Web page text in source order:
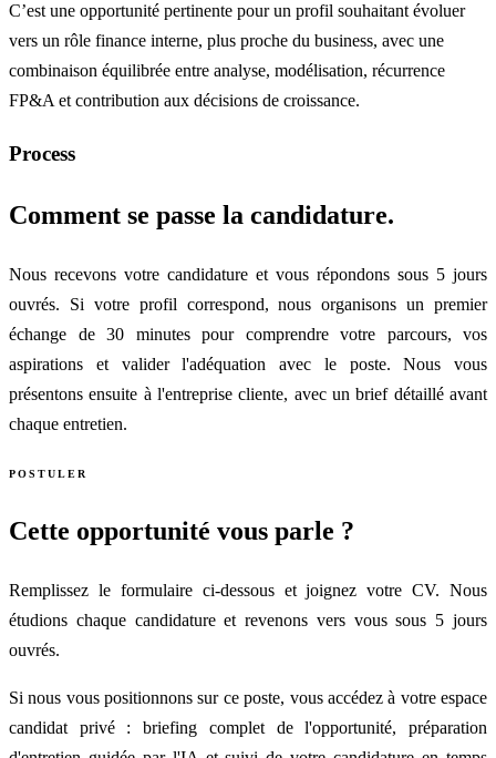
C’est une opportunité pertinente pour un profil souhaitant évoluer
vers un rôle finance interne, plus proche du business, avec une
combinaison équilibrée entre analyse, modélisation, récurrence
FP&A et contribution aux décisions de croissance.
Process
Comment se passe la candidature.
Nous recevons votre candidature et vous répondons sous 5 jours
ouvrés. Si votre profil correspond, nous organisons un premier
échange de 30 minutes pour comprendre votre parcours, vos
aspirations et valider l'adéquation avec le poste. Nous vous
présentons ensuite à l'entreprise cliente, avec un brief détaillé avant
chaque entretien.
POSTULER
Cette opportunité vous parle ?
Remplissez le formulaire ci-dessous et joignez votre CV. Nous
étudions chaque candidature et revenons vers vous sous 5 jours
ouvrés.
Si nous vous positionnons sur ce poste, vous accédez à votre espace
candidat privé : briefing complet de l'opportunité, préparation